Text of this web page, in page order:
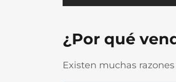
¿Por qué
Existen muchas